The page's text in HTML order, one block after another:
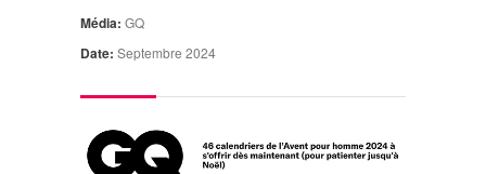
Média: GQ
Date: Septembre 2024